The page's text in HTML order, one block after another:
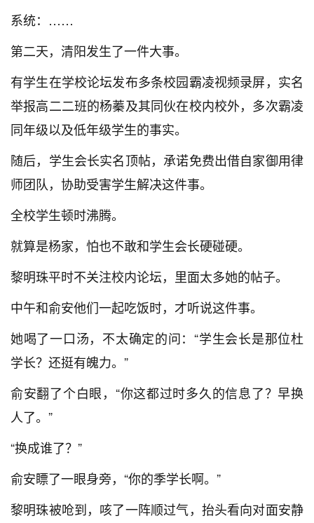
系统：……
第二天，清阳发生了一件大事。
有学生在学校论坛发布多条校园霸凌视频录屏，实名
举报高二二班的杨蓁及其同伙在校内校外，多次霸凌
同年级以及低年级学生的事实。
随后，学生会长实名顶帖，承诺免费出借自家御用律
师团队，协助受害学生解决这件事。
全校学生顿时沸腾。
就算是杨家，怕也不敢和学生会长硬碰硬。
黎明珠平时不关注校内论坛，里面太多她的帖子。
中午和俞安他们一起吃饭时，才听说这件事。
她喝了一口汤，不太确定的问：“学生会长是那位杜
学长？还挺有魄力。”
俞安翻了个白眼，“你这都过时多久的信息了？早换
人了。”
“换成谁了？”
俞安瞟了一眼身旁，“你的季学长啊。”
黎明珠被呛到，咳了一阵顺过气，抬头看向对面安静